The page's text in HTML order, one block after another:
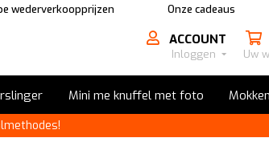
wederverkoopprijzen Onze cadeaus
ACCOUNT
Inloggen Uw
Mini me knuffel met foto Mokken